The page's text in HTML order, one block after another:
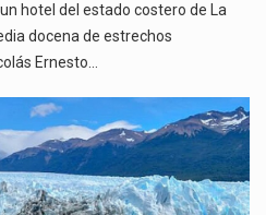
hotel del estado costero de La
docena de estrechos
Ernesto…